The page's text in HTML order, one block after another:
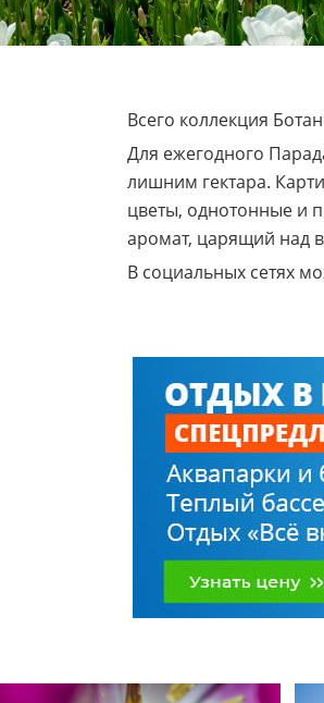
Всего коллекция
Для ежегодного
лишним гектара.
цветы, однотонные и
аромат, царящий над
В социальных сетях